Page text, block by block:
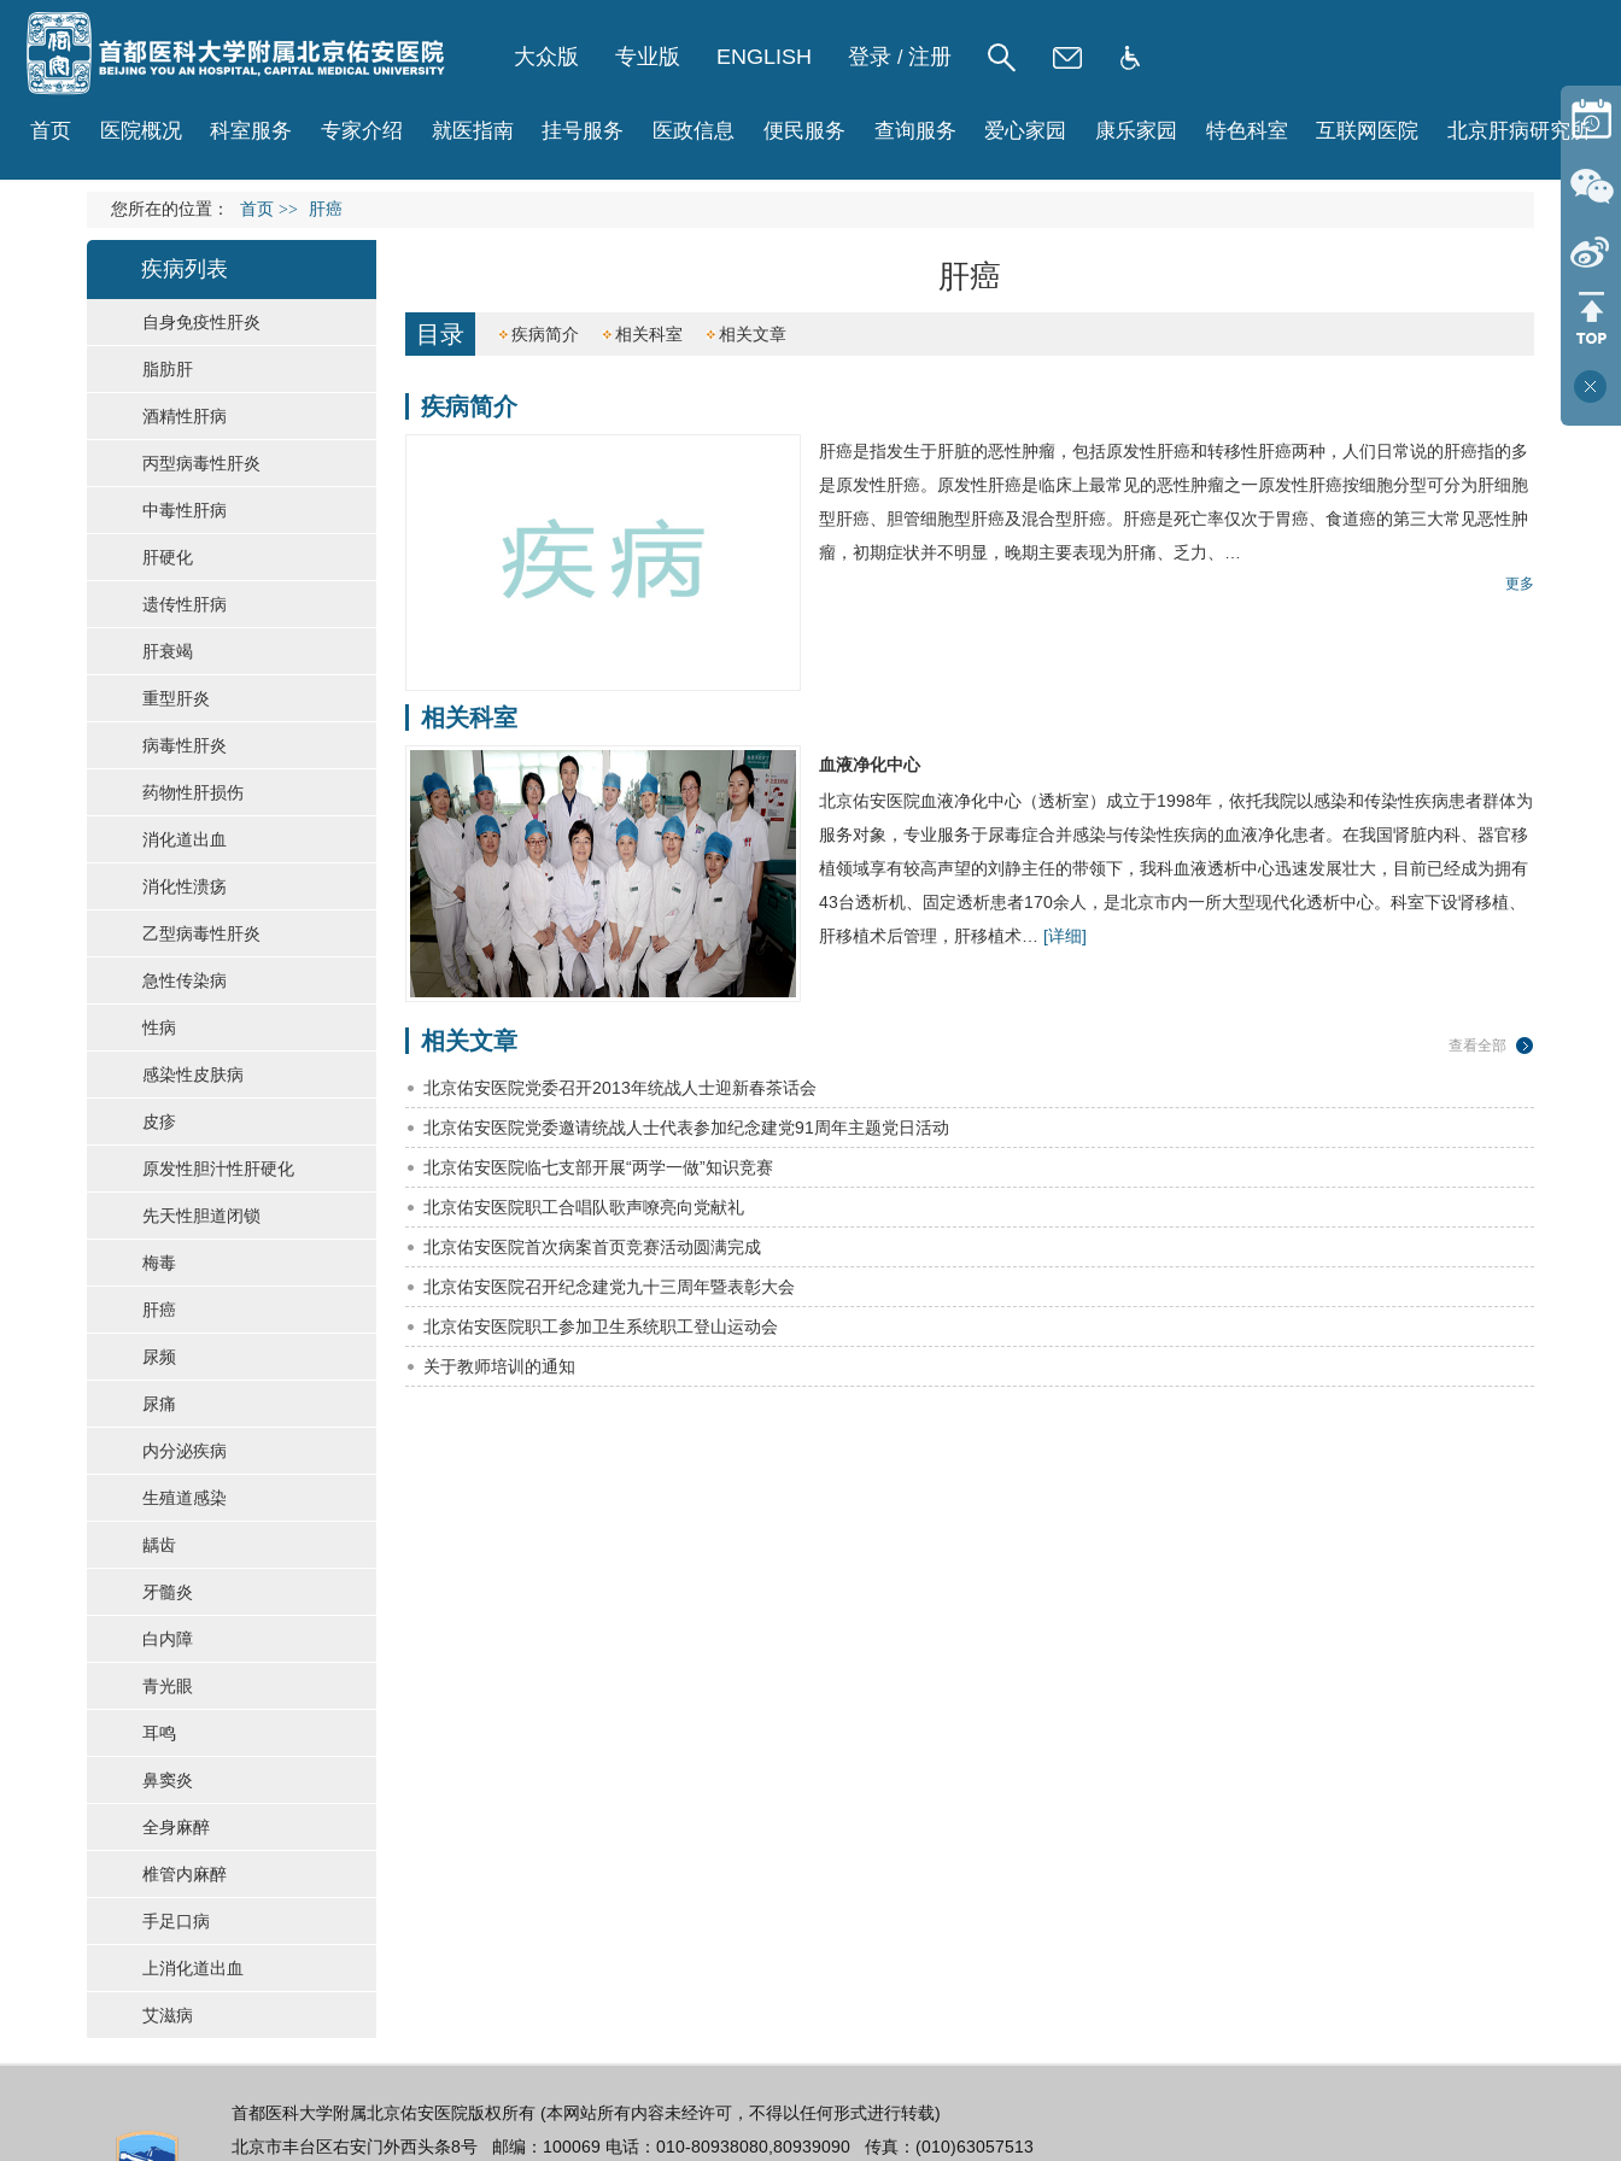
大众版 专业版 ENGLISH 登录 / 注册
首页 医院概况 科室服务 专家介绍 就医指南 挂号服务 医政信息 便民服务 查询服务 爱心家园 康乐家园 特色科室 互联网医院 北京肝病研究所
您所在的位置： 首页 >> 肝癌
疾病列表
自身免疫性肝炎
脂肪肝
酒精性肝病
丙型病毒性肝炎
中毒性肝病
肝硬化
遗传性肝病
肝衰竭
重型肝炎
病毒性肝炎
药物性肝损伤
消化道出血
消化性溃疡
乙型病毒性肝炎
急性传染病
性病
感染性皮肤病
皮疹
原发性胆汁性肝硬化
先天性胆道闭锁
梅毒
肝癌
尿频
尿痛
内分泌疾病
生殖道感染
龋齿
牙髓炎
白内障
青光眼
耳鸣
鼻窦炎
全身麻醉
椎管内麻醉
手足口病
上消化道出血
艾滋病
肝癌
目录 疾病简介 相关科室 相关文章
疾病简介
肝癌是指发生于肝脏的恶性肿瘤，包括原发性肝癌和转移性肝癌两种，人们日常说的肝癌指的多
是原发性肝癌。原发性肝癌是临床上最常见的恶性肿瘤之一原发性肝癌按细胞分型可分为肝细胞
型肝癌、胆管细胞型肝癌及混合型肝癌。肝癌是死亡率仅次于胃癌、食道癌的第三大常见恶性肿
瘤，初期症状并不明显，晚期主要表现为肝痛、乏力、…
更多
相关科室
血液净化中心
北京佑安医院血液净化中心 （透析室）成立于1998年，依托我院以感染和传染性疾病患者群体为
服务对象，专业服务于尿毒症合并感染与传染性疾病的血液净化患者。在我国肾脏内科、器官移
植领域享有较高声望的刘静主任的带领下，我科血液透析中心迅速发展壮大，目前已经成为拥有
43台透析机、固定透析患者170余人，是北京市内一所大型现代化透析中心。科室下设肾移植、
肝移植术后管理，肝移植术… [详细]
查看全部
相关文章
北京佑安医院党委召开2013年统战人士迎新春茶话会
北京佑安医院党委邀请统战人士代表参加纪念建党91周年主题党日活动
北京佑安医院临七支部开展“两学一做”知识竞赛
北京佑安医院职工合唱队歌声嘹亮向党献礼
北京佑安医院首次病案首页竞赛活动圆满完成
北京佑安医院召开纪念建党九十三周年暨表彰大会
北京佑安医院职工参加卫生系统职工登山运动会
关于教师培训的通知
首都医科大学附属北京佑安医院版权所有 (本网站所有内容未经许可，不得以任何形式进行转载)
北京市丰台区右安门外西头条8号 邮编：100069 电话：010-80938080,80939090 传真：(010)63057513